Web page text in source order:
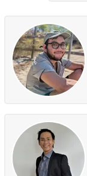
zestaw